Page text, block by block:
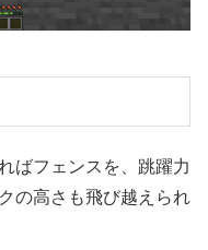
ばフェンスを、跳躍力
の高さも飛び越えられ